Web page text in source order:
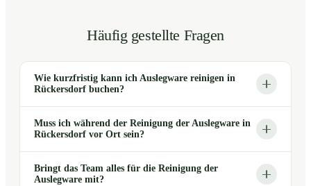
Häufig gestellte Fragen
Wie kurzfristig kann ich Auslegware reinigen in
Rückersdorf buchen?
Muss ich während der Reinigung der Auslegware in
Rückersdorf vor Ort sein?
Bringt das Team alles für die Reinigung der
Auslegware mit?